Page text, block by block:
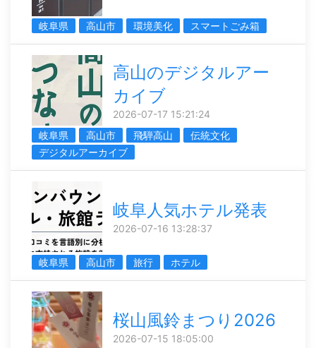
岐阜県 高山市 環境美化 スマートごみ箱
高山のデジタルアー
カイブ
2026-07-17 15:21:24
岐阜県
高山市 飛騨高山
伝統文化
デジタルアーカイブ
岐阜人気ホテル発表
2026-07-16 13:28:37
岐阜県 高山市 旅行 ホテル
桜山風鈴まつり2026
2026-07-15 18:05:00